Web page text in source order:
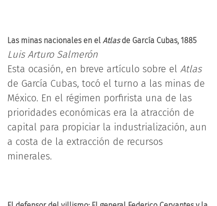
Las minas nacionales en el Atlasde García Cubas, 1885
Luis Arturo Salmerón
Esta ocasión, en breve artículo sobre el Atlas
de García Cubas, tocó el turno a las minas de
México. En el régimen porfirista una de las
prioridades económicas era la atracción de
capital para propiciar la industrialización, aun
a costa de la extracción de recursos
minerales.